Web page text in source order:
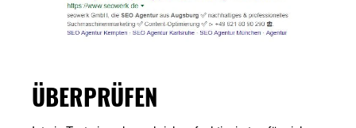
ÜBERPRÜFEN